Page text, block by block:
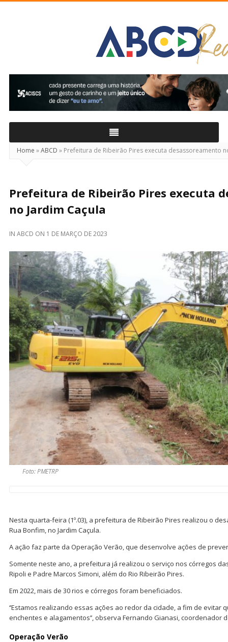
Home »ABCD » Prefeitura de Ribeirão Pires executa desassoreamento
Prefeitura de Ribeirão Pires executa
no Jardim Caçula
IN ABCD ON 1 DE MARÇO DE 2023
Foto: PMETRP
Nesta quarta-feira (1º.03), a prefeitura de Ribeirão Pires realizou o
Rua Bonfim, no Jardim Caçula.
A ação faz parte da Operação Verão, que desenvolve ações de
Somente neste ano, a prefeitura já realizou o serviço nos córregos
Ripoli e Padre Marcos Simoni, além do Rio Ribeirão Pires.
Em 2022, mais de 30 rios e córregos foram beneficiados.
‘’Estamos realizando essas ações ao redor da cidade, a fim de evitar
enchentes e alagamentos’’, observa Fernando Gianasi, coordenador
Operação Verão